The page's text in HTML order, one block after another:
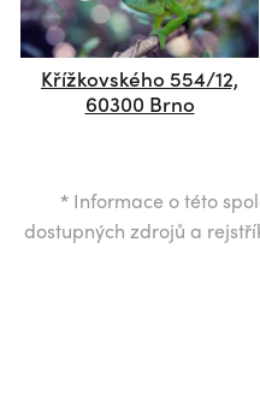
Křížkovského 554/12,
60300 Brno
* Informace o této
dostupných zdrojů a